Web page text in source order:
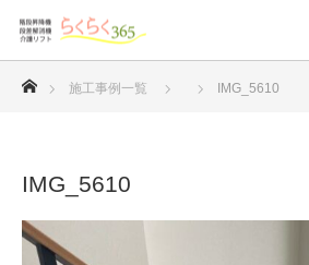
ホーム
施工事例一覧 IMG_5610
IMG_5610